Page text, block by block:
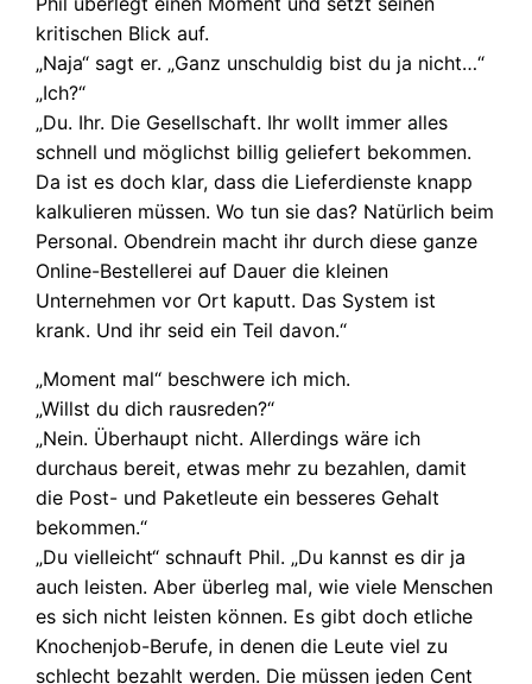
kritischen Blick auf.
„Naja“ sagt er. „Ganz unschuldig bist du ja nicht…“
„Ich?“
„Du. Ihr. Die Gesellschaft. Ihr wollt immer alles
schnell und möglichst billig geliefert bekommen.
Da ist es doch klar, dass die Lieferdienste knapp
kalkulieren müssen. Wo tun sie das? Natürlich beim
Personal. Obendrein macht ihr durch diese ganze
Online-Bestellerei auf Dauer die kleinen
Unternehmen vor Ort kaputt. Das System ist
krank. Und ihr seid ein Teil davon.“
„Moment mal“ beschwere ich mich.
„Willst du dich rausreden?“
„Nein. Überhaupt nicht. Allerdings wäre ich
durchaus bereit, etwas mehr zu bezahlen, damit
die Post- und Paketleute ein besseres Gehalt
bekommen.“
„Du vielleicht“ schnauft Phil. „Du kannst es dir ja
auch leisten. Aber überleg mal, wie viele Menschen
es sich nicht leisten können. Es gibt doch etliche
Knochenjob-Berufe, in denen die Leute viel zu
schlecht bezahlt werden. Die müssen jeden Cent